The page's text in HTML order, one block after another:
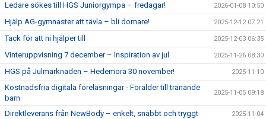
Ledare sökes till HGS Juniorgympa – fredagar! 2026-01-08 10:50
Hjälp AG-gymnaster att tävla – bli domare! 2025-12-12 07:21
Tack för att ni hjälper till 2025-12-03 06:35
Vinteruppvisning 7 december – Inspiration av jul 2025-11-26 08:30
HGS på Julmarknaden – Hedemora 30 november! 2025-11-10
Kostnadsfria digitala föreläsningar - Förälder till tränande
barn
2025-11-05 09:18
Direktleverans från NewBody – enkelt, snabbt och tryggt 2025-11-04